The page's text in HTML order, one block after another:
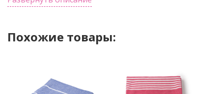
приятными моментами заботы о себе с полотенцем
Похожие товары: